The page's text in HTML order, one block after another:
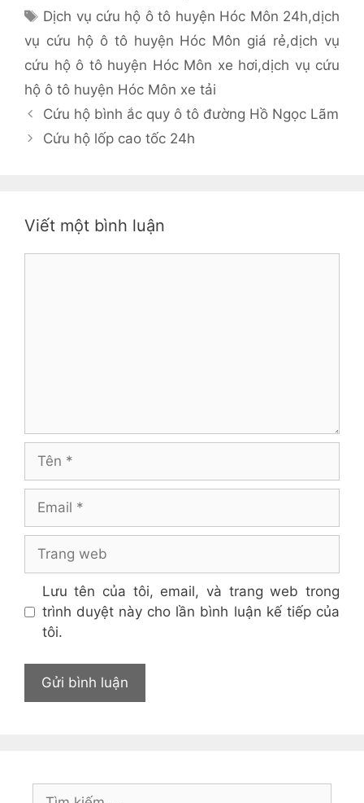
mục
Thẻ
Dịch vụ cứu hộ ô tô huyện Hóc Môn 24h,dịch
vụ cứu hộ ô tô huyện Hóc Môn giá rẻ,dịch vụ
cứu hộ ô tô huyện Hóc Môn xe hơi,dịch vụ cứu
hộ ô tô huyện Hóc Môn xe tải
Cứu hộ bình ắc quy ô tô đường Hồ Ngọc Lãm
Cứu hộ lốp cao tốc 24h
Viết một bình luận
Tên
Email
Trang
Lưu tên của tôi, email, và trang web trong
trình duyệt này cho lần bình luận kế tiếp của
tôi.
Tìm